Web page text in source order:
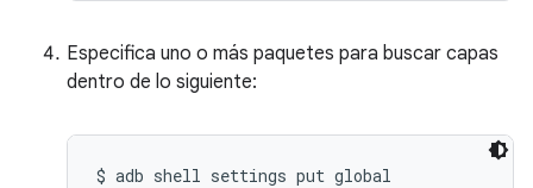
Especifica uno o más paquetes para buscar capas
dentro de lo siguiente:
$ adb shell settings put global